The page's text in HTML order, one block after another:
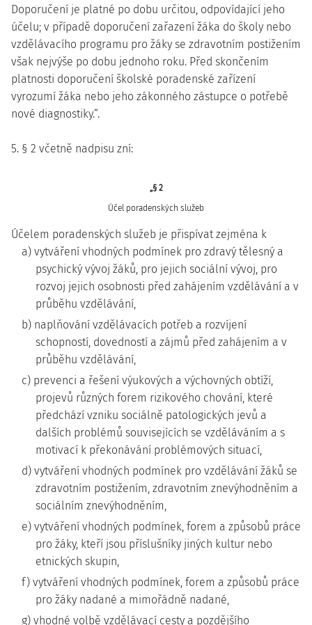
Doporučení je platné po dobu určitou, odpovídající jeho
účelu; v případě doporučení zařazení žáka do školy nebo
vzdělávacího programu pro žáky se zdravotním postižením
však nejvýše po dobu jednoho roku. Před skončením
platnosti doporučení školské poradenské zařízení
vyrozumí žáka nebo jeho zákonného zástupce o potřebě
nové diagnostiky.“.
5. § 2 včetně nadpisu zní:
„§ 2
Účel poradenských služeb
Účelem poradenských služeb je přispívat zejména k
a) vytváření vhodných podmínek pro zdravý tělesný a
psychický vývoj žáků, pro jejich sociální vývoj, pro
rozvoj jejich osobnosti před zahájením vzdělávání a v
průběhu vzdělávání,
b) naplňování vzdělávacích potřeb a rozvíjení
schopností, dovedností a zájmů před zahájením a v
průběhu vzdělávání,
c) prevenci a řešení výukových a výchovných obtíží,
projevů různých forem rizikového chování, které
předchází vzniku sociálně patologických jevů a
dalších problémů souvisejících se vzděláváním a s
motivací k překonávání problémových situací,
d) vytváření vhodných podmínek pro vzdělávání žáků se
zdravotním postižením, zdravotním znevýhodněním a
sociálním znevýhodněním,
e) vytváření vhodných podmínek, forem a způsobů práce
pro žáky, kteří jsou příslušníky jiných kultur nebo
etnických skupin,
f) vytváření vhodných podmínek, forem a způsobů práce
pro žáky nadané a mimořádně nadané,
g) vhodné volbě vzdělávací cesty a pozdějšího